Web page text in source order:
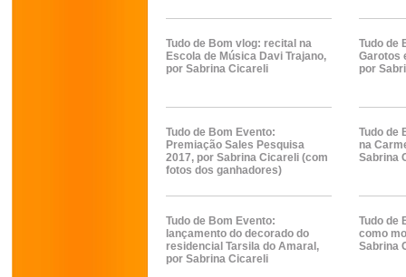
Tudo de Bom vlog: recital na
Escola de Música Davi Trajano,
por Sabrina Cicareli
Tudo de
Garotos
por
Tudo de Bom Evento:
Premiação Sales Pesquisa
2017, por Sabrina Cicareli (com
fotos dos ganhadores)
Tudo de
na
Sabrina
Tudo de Bom Evento:
lançamento do decorado do
residencial Tarsila do Amaral,
por Sabrina Cicareli
Tudo de
como
Sabrina